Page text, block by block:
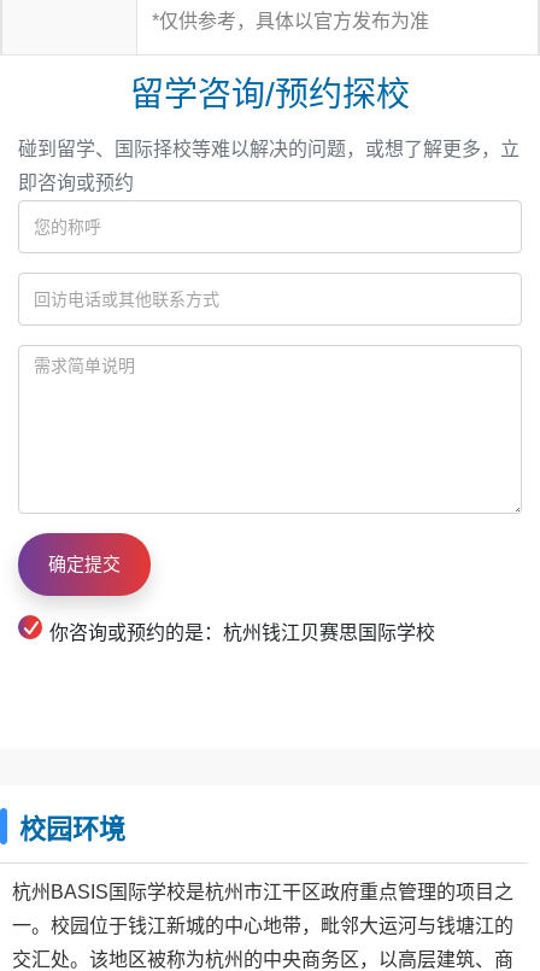
*仅供参考，具体以官方发布为准
留学咨询/预约探校
碰到留学、国际择校等难以解决的问题，或想了解更多，立
即咨询或预约
你咨询或预约的是：杭州钱江贝赛思国际学校
校园环境
杭州BASIS国际学校是杭州市江干区政府重点管理的项目之
一。校园位于钱江新城的中心地带，毗邻大运河与钱塘江的
交汇处。该地区被称为杭州的中央商务区，以高层建筑、商